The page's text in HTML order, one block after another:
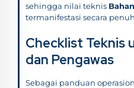
sehingga nilai teknis
termanifestasi secara
Checklist Teknis
dan Pengawas
Sebagai panduan